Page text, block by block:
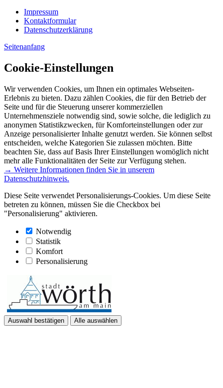
Impressum
Kontaktformular
Datenschutzerklärung
Seitenanfang
Cookie-Einstellungen
Wir verwenden Cookies, um Ihnen ein optimales Webseiten-
Erlebnis zu bieten. Dazu zählen Cookies, die für den Betrieb der
Seite und für die Steuerung unserer kommerziellen
Unternehmensziele notwendig sind, sowie solche, die lediglich zu
anonymen Statistikzwecken, für Komforteinstellungen oder zur
Anzeige personalisierter Inhalte genutzt werden. Sie können selbst
entscheiden, welche Kategorien Sie zulassen möchten. Bitte
beachten Sie, dass auf Basis Ihrer Einstellungen womöglich nicht
mehr alle Funktionalitäten der Seite zur Verfügung stehen.
→ Weitere Informationen finden Sie in unserem
Datenschutzhinweis.
Diese Seite verwendet Personalisierungs-Cookies. Um diese Seite
betreten zu können, müssen Sie die Checkbox bei
"Personalisierung" aktivieren.
Notwendig
Statistik
Komfort
Personalisierung
Auswahl bestätigen Alle auswählen